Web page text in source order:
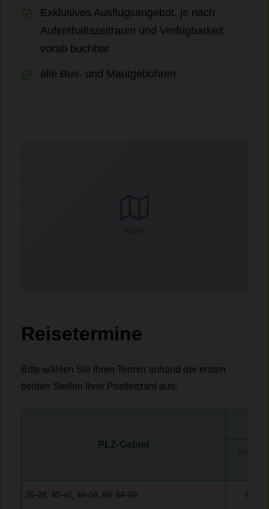
Exklusives Ausflugsangebot, je nach
Aufenthaltszeitraum und Verfügbarkeit
vorab buchbar
alle Bus- und Mautgebühren
Reisetermine
Bitte wählen Sie Ihren Termin anhand der ersten
beiden Stellen Ihrer Postleitzahl aus:
PLZ-Gebiet
26–28, 40–42, 44–56, 60, 64–69